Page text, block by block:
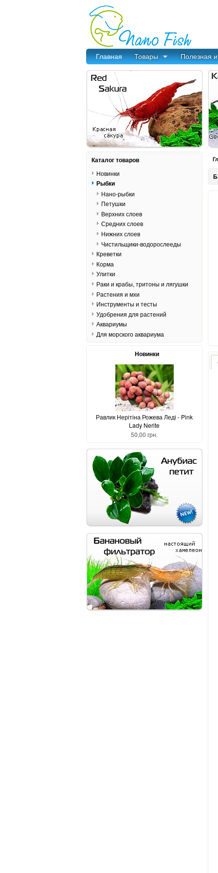
Главная Товары Полезная
Каталог товаров
Новинки
Рыбки
Нано-рыбки
Петушки
Верхних слоев
Средних слоев
Нижних слоев
Чистильщики-водорослееды
Креветки
Корма
Улитки
Раки и крабы, тритоны и лягушки
Растения и мхи
Инструменты и тесты
Удобрения для растений
Аквариумы
Для морского аквариума
Новинки
Равлик Нерітіна Рожева Леді - Pink
Lady Nerite
50,00 грн.